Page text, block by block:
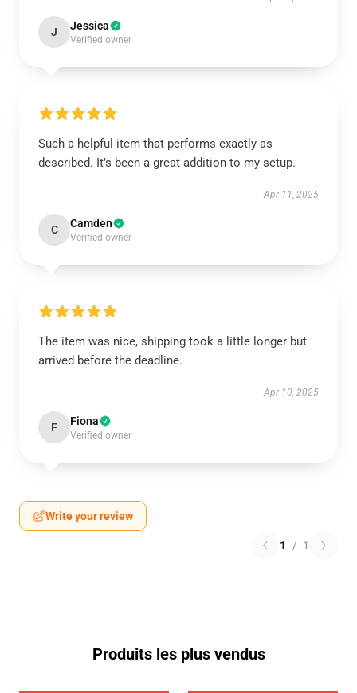
J Jessica
Verified owner
Such a helpful item that performs exactly as
described. It’s been a great addition to my setup.
Apr 11, 2025
C Camden
Verified owner
The item was nice, shipping took a little longer but
arrived before the deadline.
Apr 10, 2025
F Fiona
Verified owner
Write your review
1 / 1
Produits les plus vendus